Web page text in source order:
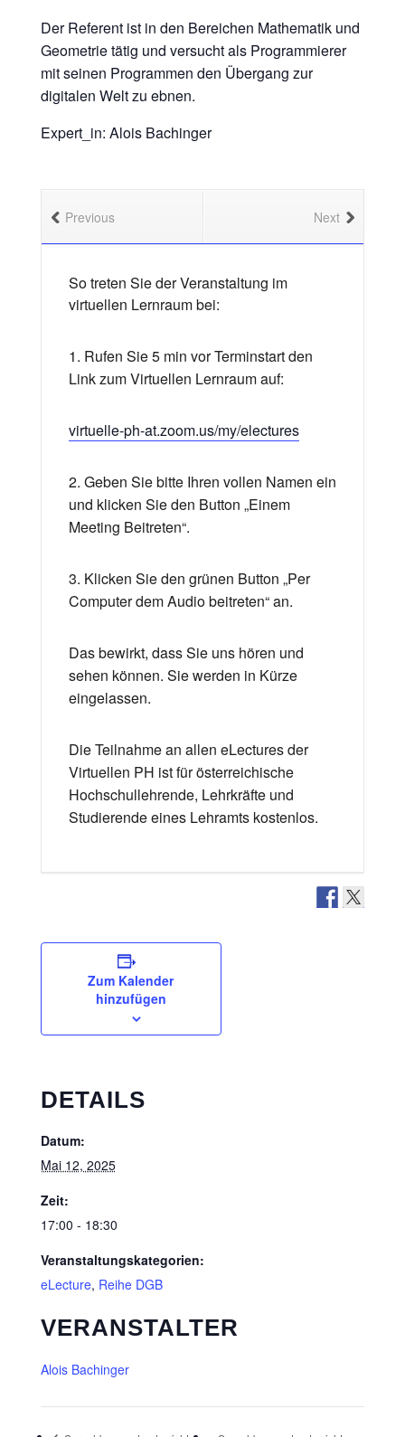
Der Referent ist in den Bereichen Mathematik und
Geometrie tätig und versucht als Programmierer
mit seinen Programmen den Übergang zur
digitalen Welt zu ebnen.
Expert_in: Alois Bachinger
Next
Previous
So treten Sie der Veranstaltung im
virtuellen Lernraum bei:
1. Rufen Sie 5 min vor Terminstart den
Link zum Virtuellen Lernraum auf:
virtuelle-ph-at.zoom.us/my/electures
2. Geben Sie bitte Ihren vollen Namen ein
und klicken Sie den Button „Einem
Meeting Beitreten“.
3. Klicken Sie den grünen Button „Per
Computer dem Audio beitreten“ an.
Das bewirkt, dass Sie uns hören und
sehen können. Sie werden in Kürze
eingelassen.
Die Teilnahme an allen eLectures der
Virtuellen PH ist für österreichische
Hochschullehrende, Lehrkräfte und
Studierende eines Lehramts kostenlos.
Zum Kalender
hinzufügen
DETAILS
Datum:
Mai 12, 2025
Zeit:
17:00 - 18:30
Veranstaltungskategorien:
eLecture, Reihe DGB
VERANSTALTER
Alois Bachinger